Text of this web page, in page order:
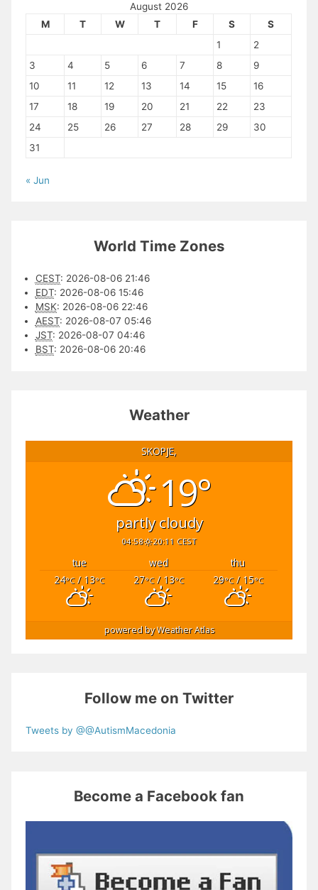
August 2026
M
T W T F S
S
1
2
3
4 5 6 7 8
9
10
11 12 13 14 15
16
17
18 19 20 21 22
23
24
25 26 27 28 29
30
31
« Jun
World Time Zones
CEST: 2026-08-06 21:46
EDT: 2026-08-06 15:46
MSK: 2026-08-06 22:46
AEST: 2026-08-07 05:46
JST: 2026-08-07 04:46
BST: 2026-08-06 20:46
Weather
SKOPJE,
19°
partly cloudy
04:58 20:11 CEST
tue wed
thu
24°C/ 13°C 27°C/ 13°C 29°C/ 15°C
powered byWeather Atlas
Follow me on Twitter
Tweets by @@AutismMacedonia
Become a Facebook fan